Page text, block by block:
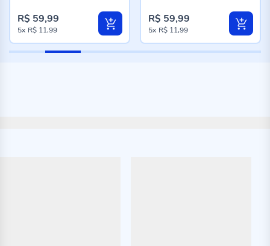
R$ 59,99
5x R$ 11,99
R$ 59,99
5x R$ 11,99